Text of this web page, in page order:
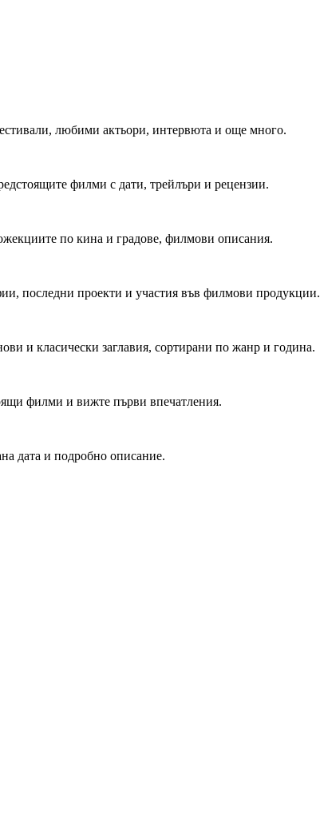
любими актьори, интервюта и още много.
филми с дати, трейлъри и рецензии.
по кина и градове, филмови описания.
последни проекти и участия във филмови продукции.
и класически заглавия, сортирани по жанр и година.
филми и вижте първи впечатления.
дата и подробно описание.